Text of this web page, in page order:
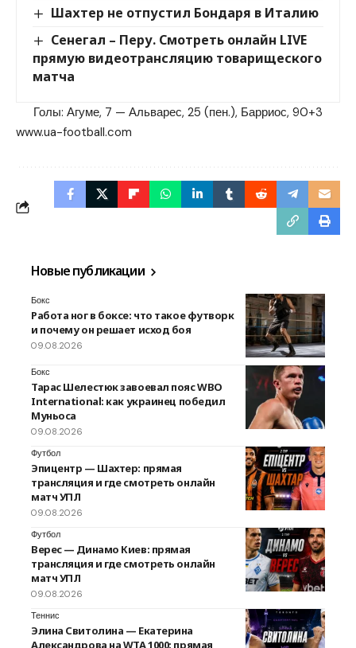
Шахтер не отпустил Бондаря в Италию
Сенегал – Перу. Cмотреть онлайн LIVE
прямую видеотрансляцию товарищеского
матча
Голы: Агуме, 7 — Альварес, 25 (пен.), Барриос, 90+3
www.ua-football.com
Новые публикации
Бокс
Работа ног в боксе: что такое футворк
и почему он решает исход боя
09.08.2026
Бокс
Тарас Шелестюк завоевал пояс WBO
International: как украинец победил
Муньоса
09.08.2026
Футбол
Эпицентр — Шахтер: прямая
трансляция и где смотреть онлайн
матч УПЛ
09.08.2026
Футбол
Верес — Динамо Киев: прямая
трансляция и где смотреть онлайн
матч УПЛ
09.08.2026
Теннис
Элина Свитолина — Екатерина
Александрова на WTA 1000: прямая